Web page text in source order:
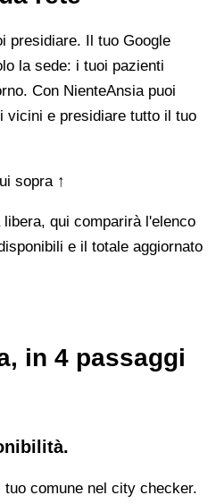
presidiare. Il tuo Google
la sede: i tuoi pazienti
Con NienteAnsia puoi
vicini e presidiare tutto il tuo
sopra ↑
qui comparirà l'elenco
e il totale aggiornato
in 4 passaggi
tuo comune nel city checker.